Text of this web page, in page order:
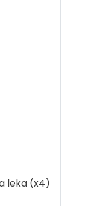
leka (x4)